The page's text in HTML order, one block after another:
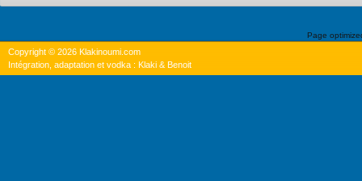
Page
Copyright © 2026 Klakinoumi.com
Intégration, adaptation et vodka : Klaki & Benoit